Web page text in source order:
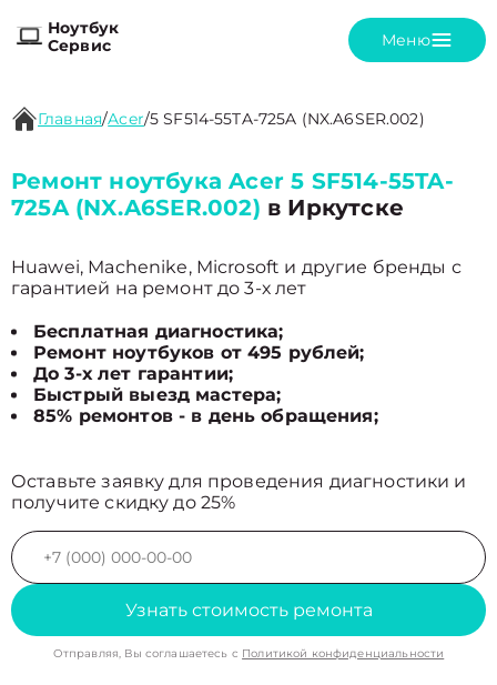
Ноутбук
Сервис
Меню
Главная/Acer/5 SF514-55TA-725A (NX.A6SER.002)
Ремонт ноутбука Acer 5 SF514-55TA-
725A (NX.A6SER.002) в Иркутске
Huawei, Machenike, Microsoft и другие бренды с
гарантией на ремонт до 3-х лет
Бесплатная диагностика;
Ремонт ноутбуков от 495 рублей;
До 3-х лет гарантии;
Быстрый выезд мастера;
85% ремонтов - в день обращения;
Оставьте заявку для проведения диагностики и
получите скидку до 25%
Узнать стоимость ремонта
Отправляя, Вы соглашаетесь с Политикой конфиденциальности